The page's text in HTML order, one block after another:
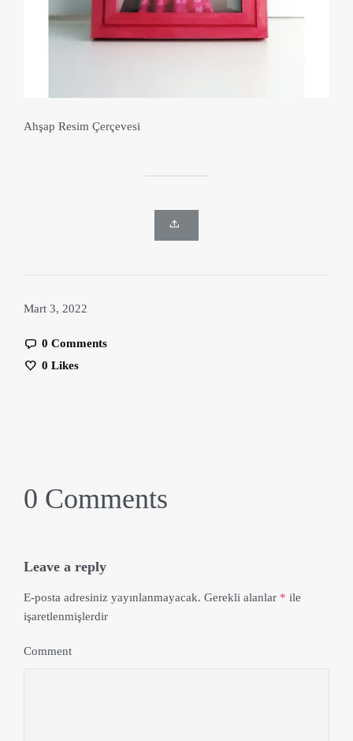
Ahşap Resim Çerçevesi
Mart 3, 2022
0 Comments
0 Likes
0 Comments
Leave a reply
E-posta adresiniz yayınlanmayacak. Gerekli alanlar * ile
işaretlenmişlerdir
Comment